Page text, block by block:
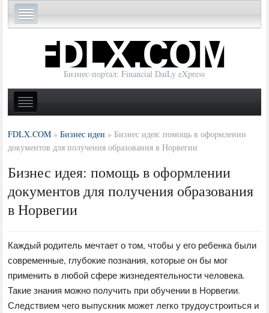
Бизнес-портал: Financial DaiLy eXpress
FDLX.COM »Бизнес идеи » Бизнес идея: помощь в оформлении
документов для получения образования в Норвегии
Бизнес идея: помощь в оформлении
документов для получения образования
в Норвегии
Каждый родитель мечтает о том, чтобы у его ребенка были
современные, глубокие познания, которые он бы мог
применить в любой сфере жизнедеятельности человека.
Такие знания можно получить при обучении в Норвегии.
Следствием чего выпускник может легко трудоустроиться и